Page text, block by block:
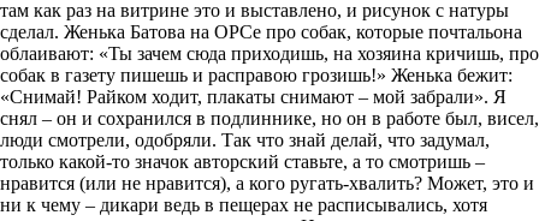
там как раз на витрине это и выставлено, и рисунок с натуры
сделал. Женька Батова на ОРСе про собак, которые почтальона
облаивают: «Ты зачем сюда приходишь, на хозяина кричишь, про
собак в газету пишешь и расправою грозишь!» Женька бежит:
«Снимай! Райком ходит, плакаты снимают – мой забрали». Я
снял – он и сохранился в подлиннике, но он в работе был, висел,
люди смотрели, одобряли. Так что знай делай, что задумал,
только какой-то значок авторский ставьте, а то смотришь –
нравится (или не нравится), а кого ругать-хвалить? Может, это и
ни к чему – дикари ведь в пещерах не расписывались, хотя